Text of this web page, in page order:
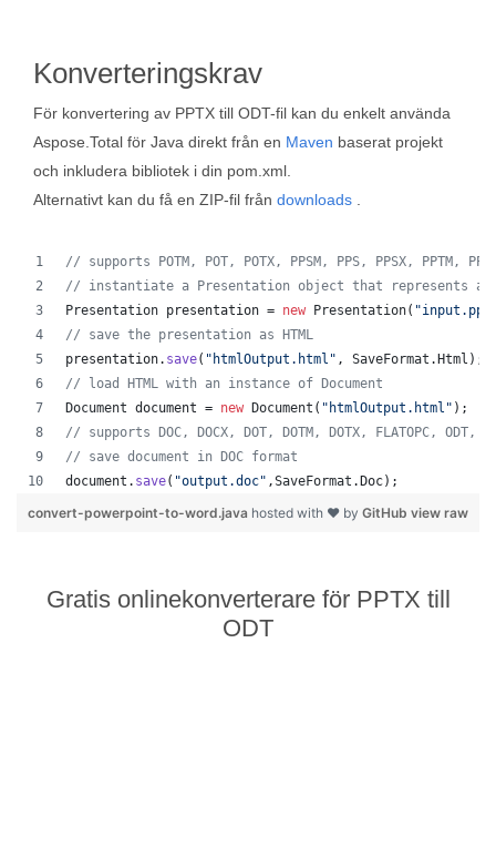
Konverteringskrav
För konvertering av PPTX till ODT-fil kan du enkelt använda
Aspose.Total för Java direkt från en Maven baserat projekt
och inkludera bibliotek i din pom.xml.
Alternativt kan du få en ZIP-fil från downloads
// supports POTM, POT, POTX, PPSM, PPS, PPSX, PPTM,
// instantiate a Presentation object that represents a
Presentation presentation = new Presentation(
// save the presentation as HTML
presentation. save( "htmlOutput.html" , SaveFormat . Html );
// load HTML with an instance of Document
Document document = new Document ( "htmlOutput.html" );
// supports DOC, DOCX, DOT, DOTM, DOTX, FLATOPC,
// save document in DOC format
document . save( "output.doc" ,SaveFormat . Doc);
view raw
convert-powerpoint-to-word.java hosted with ❤ by GitHub
Gratis onlinekonverterare för PPTX till
ODT